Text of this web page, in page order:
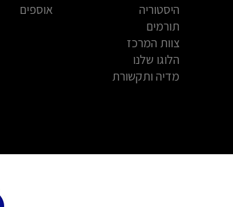
היסטוריה
תורמים
צוות המרכז
הלוגו שלנו
מדיה ותקשורת
אוספים